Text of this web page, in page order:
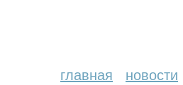
главная новости